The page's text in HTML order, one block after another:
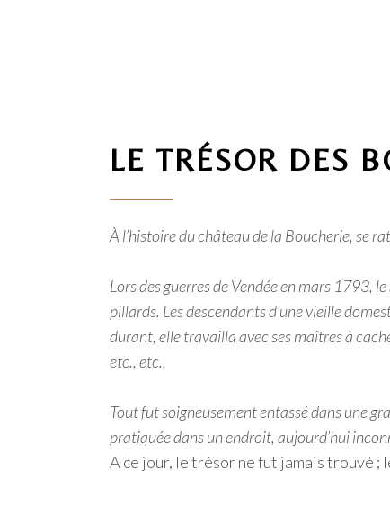
LE TRÉSOR DES
À l’histoire du château de la Boucherie, se
Lors des guerres de Vendée en mars 1793,
pillards. Les descendants d’une vieille
durant, elle travailla avec ses maîtres à
etc., etc.,
Tout fut soigneusement entassé dans une
pratiquée dans un endroit, aujourd’hui
A ce jour, le trésor ne fut jamais trouvé